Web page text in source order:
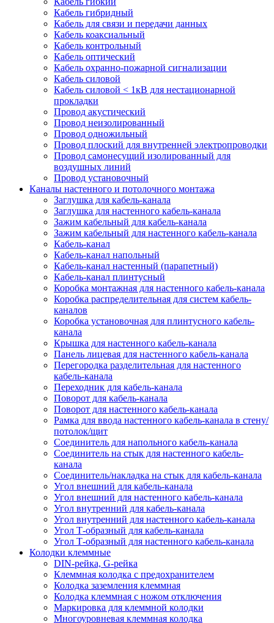
Кабель гибридный
Кабель для связи и передачи данных
Кабель коаксиальный
Кабель контрольный
Кабель оптический
Кабель охранно-пожарной сигнализации
Кабель силовой
Кабель силовой < 1кВ для нестационарной
прокладки
Провод акустический
Провод неизолированный
Провод одножильный
Провод плоский для внутренней электропроводки
Провод самонесущий изолированный для
воздушных линий
Провод установочный
Каналы настенного и потолочного монтажа
Заглушка для кабель-канала
Заглушка для настенного кабель-канала
Зажим кабельный для кабель-канала
Зажим кабельный для настенного кабель-канала
Кабель-канал
Кабель-канал напольный
Кабель-канал настенный (парапетный)
Кабель-канал плинтусный
Коробка монтажная для настенного кабель-канала
Коробка распределительная для систем кабель-
каналов
Коробка установочная для плинтусного кабель-
канала
Крышка для настенного кабель-канала
Панель лицевая для настенного кабель-канала
Перегородка разделительная для настенного
кабель-канала
Переходник для кабель-канала
Поворот для кабель-канала
Поворот для настенного кабель-канала
Рамка для ввода настенного кабель-канала в стену/
потолок/щит
Соединитель для напольного кабель-канала
Соединитель на стык для настенного кабель-
канала
Соединитель/накладка на стык для кабель-канала
Угол внешний для кабель-канала
Угол внешний для настенного кабель-канала
Угол внутренний для кабель-канала
Угол внутренний для настенного кабель-канала
Угол Т-образный для кабель-канала
Угол Т-образный для настенного кабель-канала
Колодки клеммные
DIN-рейка, G-рейка
Клеммная колодка с предохранителем
Колодка заземления клеммная
Колодка клеммная с ножом отключения
Маркировка для клеммной колодки
Многоуровневая клеммная колодка